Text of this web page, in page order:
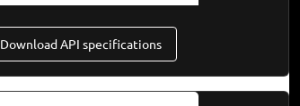
Download API specifications